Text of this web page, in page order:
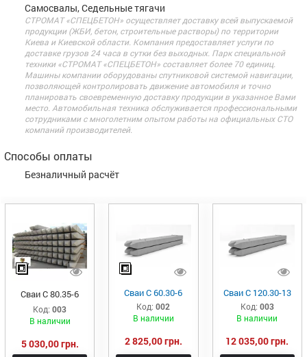
Самосвалы, Седельные тягачи
СТРОМАТ «СПЕЦБЕТОН» осуществляет доставку всей выпускаемой
продукции (ЖБИ, бетон, строительные растворы) по территории
Киева и Киевской области. Компания предоставляет услуги по
доставке грузов 24 часа в сутки без выходных. Парк специальной
техники «СТРОМАТ «СПЕЦБЕТОН» составляет более 70 единиц.
Машины компании оборудованы спутниковой системой навигации,
позволяющей контролировать движение автомобиля и точно
планировать своевременную доставку продукции в указанное Вами
место. Автомобильная техника обслуживается профессиональными
сотрудниками с многолетним опытом работы на официальных СТО
компаний производителей.
Способы оплаты
Безналичный расчёт
Сваи С 80.35-6
Код: 003
В наличии
5 030,00 грн.
Сваи С 60.30-6
Код: 002
В наличии
2 825,00 грн.
Сваи С 120.30-13
Код: 003
В наличии
12 035,00 грн.